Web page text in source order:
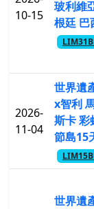
10-15
玻利維
根廷 巴
2026-
11-04
世界遺
x智利
斯卡 彩
節島15
世界遺